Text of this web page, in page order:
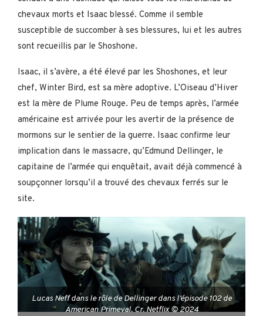
chevaux morts et Isaac blessé. Comme il semble
susceptible de succomber à ses blessures, lui et les autres
sont recueillis par le Shoshone.
Isaac, il s’avère, a été élevé par les Shoshones, et leur
chef, Winter Bird, est sa mère adoptive. L’Oiseau d’Hiver
est la mère de Plume Rouge. Peu de temps après, l’armée
américaine est arrivée pour les avertir de la présence de
mormons sur le sentier de la guerre. Isaac confirme leur
implication dans le massacre, qu’Edmund Dellinger, le
capitaine de l’armée qui enquêtait, avait déjà commencé à
soupçonner lorsqu’il a trouvé des chevaux ferrés sur le
site.
Lucas Neff dans le rôle de Dellinger dans l’épisode 102 de
American Primeval. Cr. Netflix © 2024